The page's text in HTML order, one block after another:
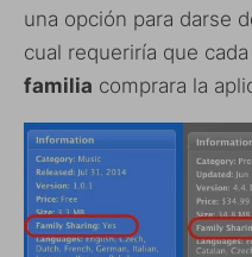
una opción para darse
cual requeriría que cada
familia comprara la